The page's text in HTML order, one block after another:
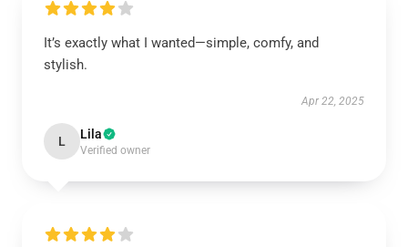
It’s exactly what I wanted—simple, comfy, and
stylish.
Apr 22, 2025
L Lila
Verified owner